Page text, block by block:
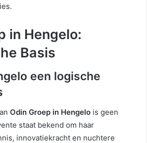
in Hengelo:
Basis
een logische
Odin Groep in Hengelo is geen
staat bekend om haar
innovatiekracht en nuchtere